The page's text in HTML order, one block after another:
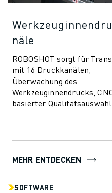
näle
ROBOSHOT sorgt für
mit 16 Druckkanälen,
Überwachung des
Werkzeuginnendrucks,
basierter
MEHR ENTDECKEN
SOFTWARE